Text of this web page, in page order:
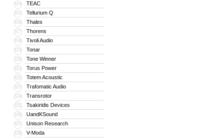
314 TEAC
315 Tellurium Q
316 Thales
317 Thorens
318 Tivoli Audio
319 Tonar
320 Tone Winner
321 Torus Power
322 Totem Acoustic
323 Trafomatic Audio
324 Transrotor
325 Tsakiridis Devices
326 UandKSound
327 Unison Research
328 V-Moda